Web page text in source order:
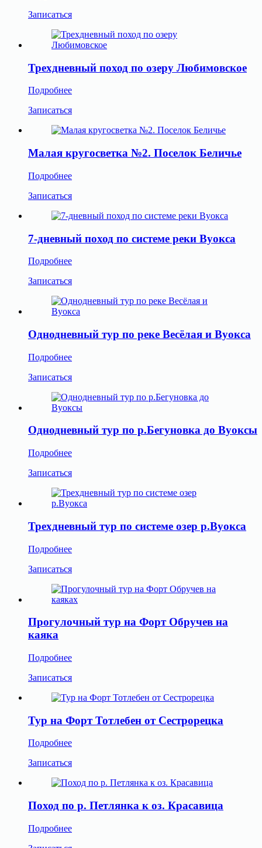
Записаться
Трехдневный поход по озеру Любимовское
Подробнее
Записаться
Малая кругосветка №2. Поселок Беличье
Подробнее
Записаться
7-дневный поход по системе реки Вуокса
Подробнее
Записаться
Однодневный тур по реке Весёлая и Вуокса
Подробнее
Записаться
Однодневный тур по р.Бегуновка до Вуоксы
Подробнее
Записаться
Трехдневный тур по системе озер р.Вуокса
Подробнее
Записаться
Прогулочный тур на Форт Обручев на
каяка
Подробнее
Записаться
Тур на Форт Тотлебен от Сестрорецка
Подробнее
Записаться
Поход по р. Петлянка к оз. Красавица
Подробнее